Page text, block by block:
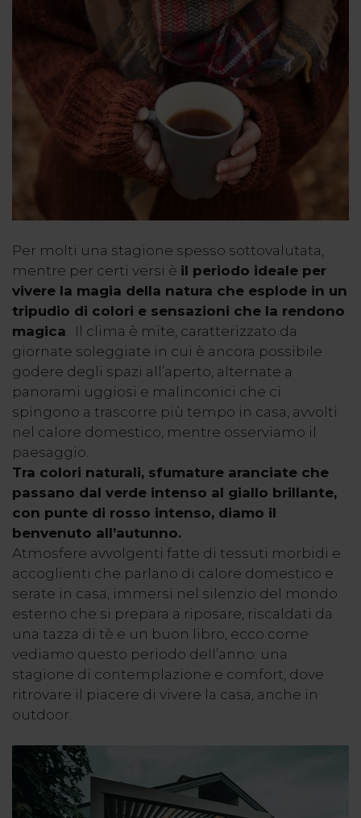
Per molti una stagione spesso sottovalutata,
mentre per certi versi è il periodo ideale per
vivere la magia della natura che esplode in un
tripudio di colori e sensazioni che la rendono
magica . Il clima è mite, caratterizzato da
giornate soleggiate in cui è ancora possibile
godere degli spazi all’aperto, alternate a
panorami uggiosi e malinconici che ci
spingono a trascorre più tempo in casa, avvolti
nel calore domestico, mentre osserviamo il
paesaggio.
Tra colori naturali, sfumature aranciate che
passano dal verde intenso al giallo brillante,
con punte di rosso intenso, diamo il
benvenuto all’autunno.
Atmosfere avvolgenti fatte di tessuti morbidi e
accoglienti che parlano di calore domestico e
serate in casa, immersi nel silenzio del mondo
esterno che si prepara a riposare, riscaldati da
una tazza di tè e un buon libro, ecco come
vediamo questo periodo dell’anno: una
stagione di contemplazione e comfort, dove
ritrovare il piacere di vivere la casa, anche in
outdoor.